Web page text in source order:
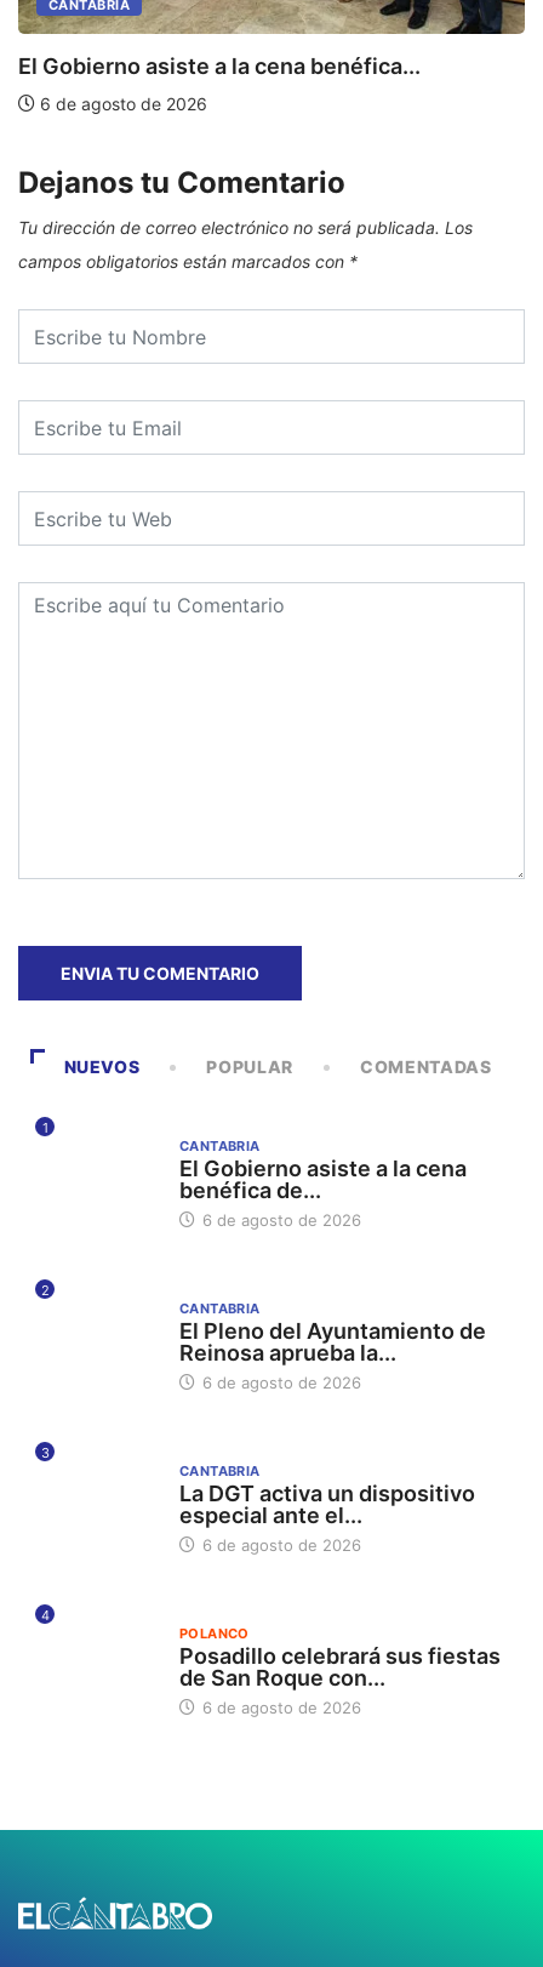
CANTABRIA
El Gobierno asiste a la cena benéfica...
6 de agosto de 2026
Dejanos tu Comentario
Tu dirección de correo electrónico no será publicada. Los
campos obligatorios están marcados con *
NUEVOS POPULAR COMENTADAS
1
CANTABRIA
El Gobierno asiste a la cena
benéfica de...
6 de agosto de 2026
2
CANTABRIA
El Pleno del Ayuntamiento de
Reinosa aprueba la...
6 de agosto de 2026
3
CANTABRIA
La DGT activa un dispositivo
especial ante el...
6 de agosto de 2026
4
POLANCO
Posadillo celebrará sus fiestas
de San Roque con...
6 de agosto de 2026